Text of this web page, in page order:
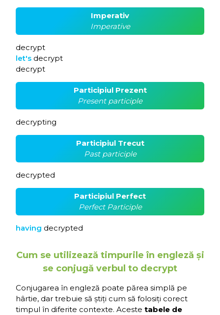
Imperativ
Imperative
decrypt
let's decrypt
decrypt
Participiul Prezent
Present participle
decrypting
Participiul Trecut
Past participle
decrypted
Participiul Perfect
Perfect Participle
having decrypted
Cum se utilizează timpurile în engleză și
se conjugă verbul to decrypt
Conjugarea în engleză poate părea simplă pe
hârtie, dar trebuie să știți cum să folosiți corect
timpul în diferite contexte. Aceste tabele de